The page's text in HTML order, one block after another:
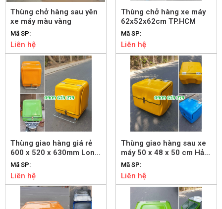
Thùng chở hàng sau yên
xe máy màu vàng
Mã SP:
Liên hệ
Thùng chở hàng xe máy
62x52x62cm TP.HCM
Mã SP:
Liên hệ
Thùng giao hàng giá rẻ
600 x 520 x 630mm Long
An
Mã SP:
Liên hệ
Thùng giao hàng sau xe
máy 50 x 48 x 50 cm Hải
Phòng
Mã SP:
Liên hệ